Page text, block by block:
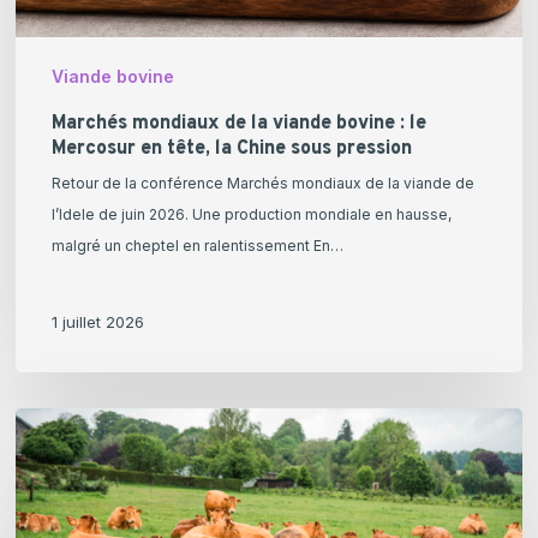
Viande bovine
tête,
Chine
pression
Marchés mondiaux de la viande bovine : le
Mercosur en tête, la Chine sous pression
Retour de la conférence Marchés mondiaux de la viande de
l’Idele de juin 2026. Une production mondiale en hausse,
malgré un cheptel en ralentissement En…
1 juillet 2026
Union
européenne
à
27